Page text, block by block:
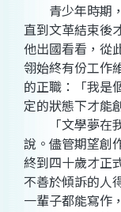
青少年時期，
直到文革結束後
他出國看看，從
翎始終有份工作
的正職：「我是
定的狀態下才能
「文學夢在我
說。儘管期望創
終到四十歲才正
不善於傾訴的人
一輩子都能寫作